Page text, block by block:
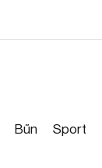
Bűn Sport